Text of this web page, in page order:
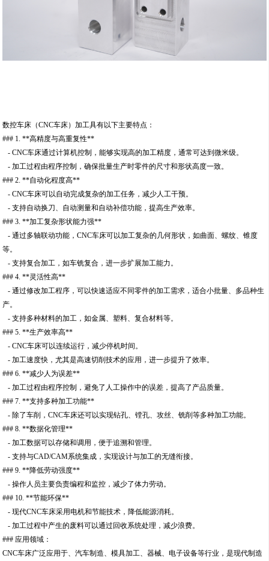
数控车床（CNC车床）加工具有以下主要特点：
### 1. **高精度与高重复性**
- CNC车床通过计算机控制，能够实现高的加工精度，通常可达到微米级。
- 加工过程由程序控制，确保批量生产时零件的尺寸和形状高度一致。
### 2. **自动化程度高**
- CNC车床可以自动完成复杂的加工任务，减少人工干预。
- 支持自动换刀、自动测量和自动补偿功能，提高生产效率。
### 3. **加工复杂形状能力强**
- 通过多轴联动功能，CNC车床可以加工复杂的几何形状，如曲面、螺纹、锥度
等。
- 支持复合加工，如车铣复合，进一步扩展加工能力。
### 4. **灵活性高**
- 通过修改加工程序，可以快速适应不同零件的加工需求，适合小批量、多品种生
产。
- 支持多种材料的加工，如金属、塑料、复合材料等。
### 5. **生产效率高**
- CNC车床可以连续运行，减少停机时间。
- 加工速度快，尤其是高速切削技术的应用，进一步提升了效率。
### 6. **减少人为误差**
- 加工过程由程序控制，避免了人工操作中的误差，提高了产品质量。
### 7. **支持多种加工功能**
- 除了车削，CNC车床还可以实现钻孔、镗孔、攻丝、铣削等多种加工功能。
### 8. **数据化管理**
- 加工数据可以存储和调用，便于追溯和管理。
- 支持与CAD/CAM系统集成，实现设计与加工的无缝衔接。
### 9. **降低劳动强度**
- 操作人员主要负责编程和监控，减少了体力劳动。
### 10. **节能环保**
- 现代CNC车床采用电机和节能技术，降低能源消耗。
- 加工过程中产生的废料可以通过回收系统处理，减少浪费。
### 应用领域：
CNC车床广泛应用于、汽车制造、模具加工、器械、电子设备等行业，是现代制造